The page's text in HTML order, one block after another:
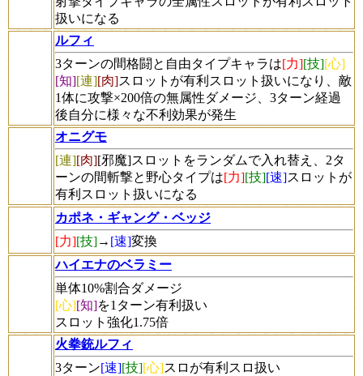
扱いになる
ルフィ
3ターンの間格闘と自由タイプキャラは[力] [技] [心]
[知] [連] [肉]スロットが有利スロット扱いになり、敵
1体に攻撃×200倍の無属性ダメージ、3ターン経過
後自分に様々な不利効果が発生
オニグモ
[連] [肉] [邪魔]スロットをランダムで入れ替え、2タ
ーンの間斬撃と野心タイプは[力] [技] [速]スロットが
有利スロット扱いになる
カポネ・ギャング・ベッジ
[力] [技] → [速]変換
ハイエナのベラミー
単体10%割合ダメージ
[心] [知] を1ターン有利扱い
スロット強化1.75倍
火拳銃ルフィ
3ターン[速] [技] [心]スロが有利スロ扱い